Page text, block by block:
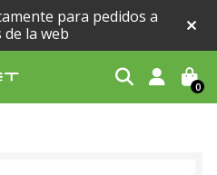
para pedidos a
la web
Buscar 0